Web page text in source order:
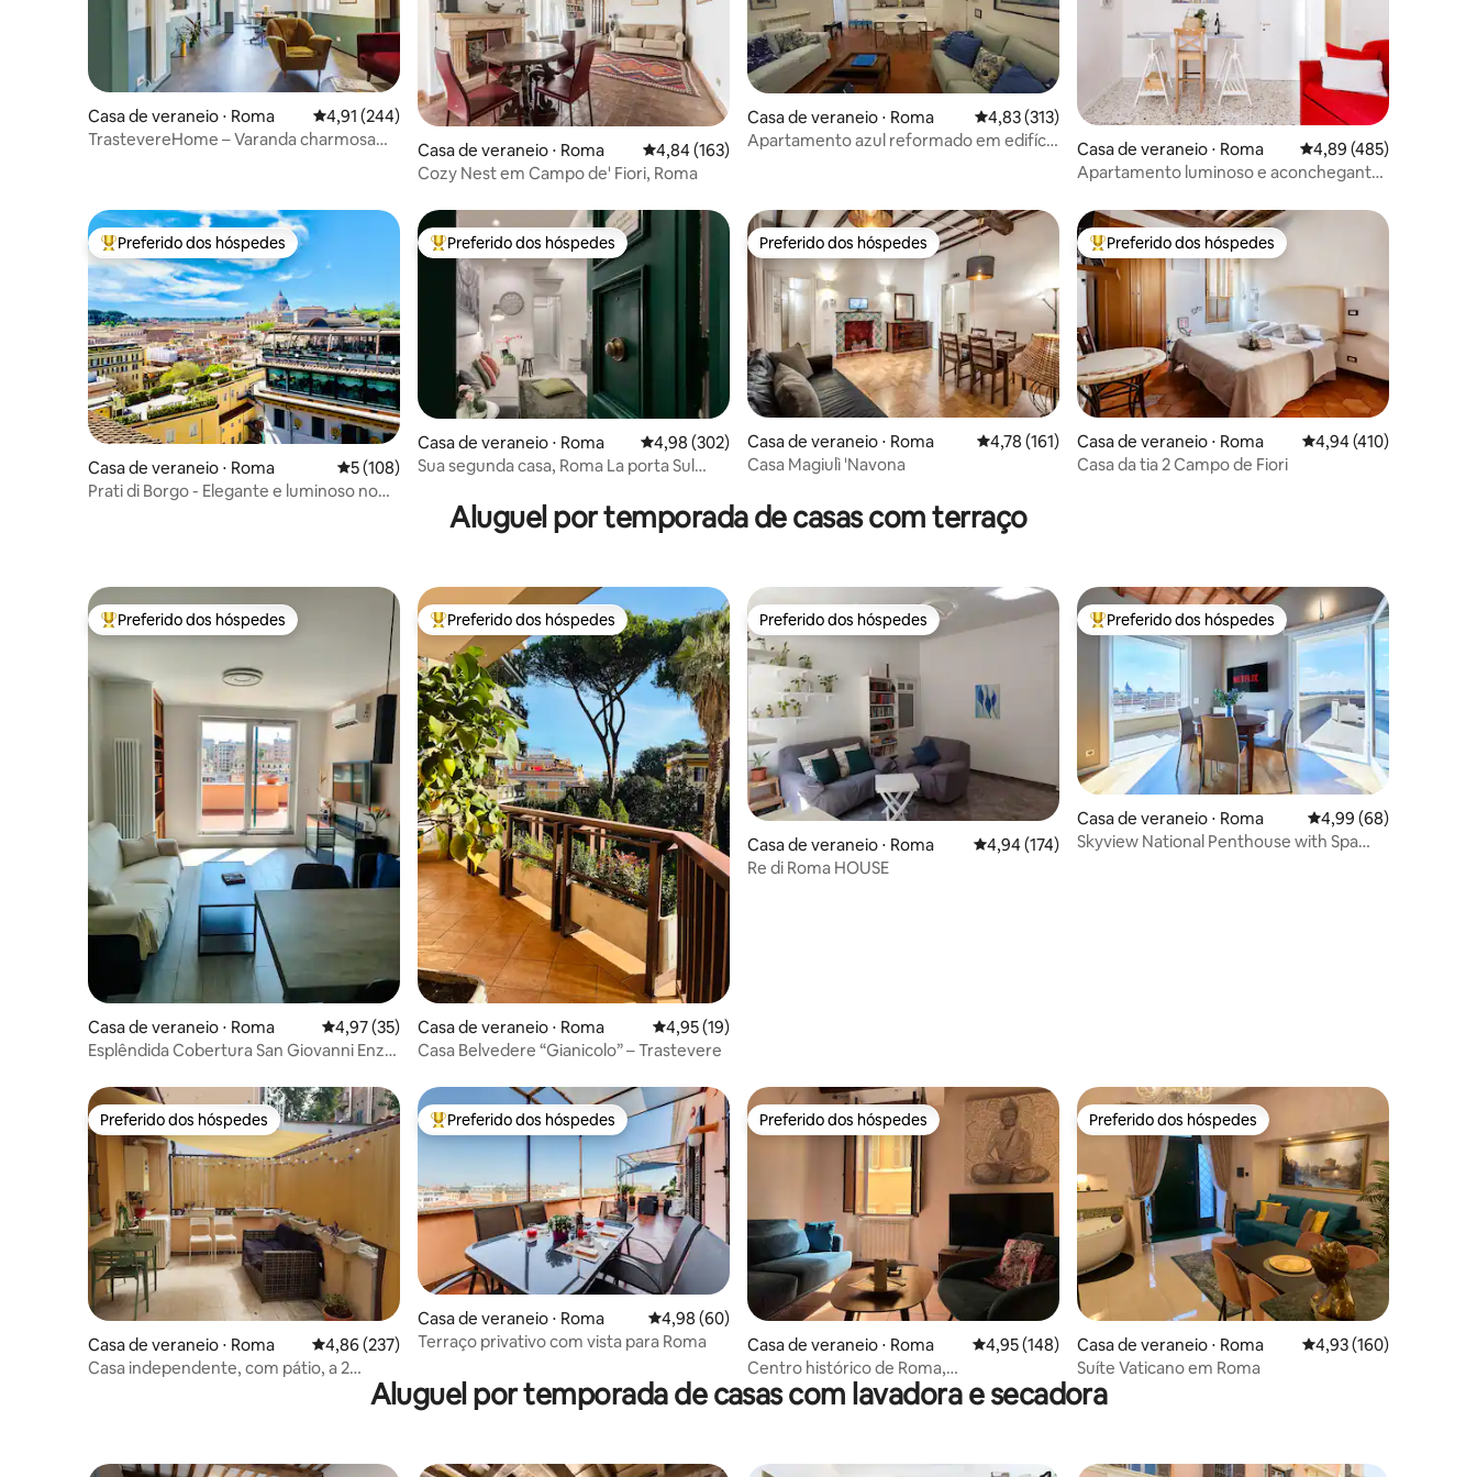
Casa de veraneio ⋅ Roma 4,91 de uma avaliação média de 5, 244 avaliações
4,91 (244)
TrastevereHome – Varanda charmosa
Casa de veraneio ⋅ Roma 4,84 de uma avaliação média de 5, 163 avaliações
4,84 (163)
Cozy Nest em Campo de' Fiori, Roma
Casa de veraneio ⋅ Roma 4,83 de uma avaliação média de 5, 313 avaliações
4,83 (313)
Apartamento azul reformado em edifício
Casa de veraneio ⋅ Roma 4,89 de uma avaliação
4,89 (485)
Apartamento luminoso e aconchegante
Entre os melhores preferidos dos hóspedes
Preferido dos hóspedes
Casa de veraneio ⋅ Roma 5 de uma avaliação média de 5, 108 avaliações
5 (108)
Prati di Borgo - Elegante e luminoso no
Entre os melhores preferidos dos hóspedes
Preferido dos hóspedes
Casa de veraneio ⋅ Roma 4,98 de uma avaliação média de 5, 302 avaliações
4,98 (302)
Sua segunda casa, Roma La porta Sul
Preferido dos hóspedes
Preferido dos hóspedes
Casa de veraneio ⋅ Roma 4,78 de uma avaliação média de 5, 161 avaliações
4,78 (161)
Casa Magiulì 'Navona
Entre os melhores preferidos dos hóspedes
Preferido dos hóspedes
Casa de veraneio ⋅ Roma 4,94 de uma avaliação
4,94 (410)
Casa da tia 2 Campo de Fiori
Aluguel por temporada de casas com terraço
Entre os melhores preferidos dos hóspedes
Preferido dos hóspedes
Casa de veraneio ⋅ Roma 4,97 de uma avaliação média de 5, 35 avaliações
4,97 (35)
Esplêndida Cobertura San Giovanni Enzo
Entre os melhores preferidos dos hóspedes
Preferido dos hóspedes
Casa de veraneio ⋅ Roma 4,95 de uma avaliação média de 5, 19 avaliações
4,95 (19)
Casa Belvedere “Gianicolo” – Trastevere
Preferido dos hóspedes
Preferido dos hóspedes
Casa de veraneio ⋅ Roma 4,94 de uma avaliação média de 5, 174 avaliações
4,94 (174)
Re di Roma HOUSE
Entre os melhores preferidos dos hóspedes
Preferido dos hóspedes
Casa de veraneio ⋅ Roma 4,99 de uma
4,99 (68)
Skyview National Penthouse with Spa
Preferido dos hóspedes
Preferido dos hóspedes
Casa de veraneio ⋅ Roma 4,86 de uma avaliação média de 5, 237 avaliações
4,86 (237)
Casa independente, com pátio, a 2
Entre os melhores preferidos dos hóspedes
Preferido dos hóspedes
Casa de veraneio ⋅ Roma 4,98 de uma avaliação média de 5, 60 avaliações
4,98 (60)
Terraço privativo com vista para Roma
Preferido dos hóspedes
Preferido dos hóspedes
Casa de veraneio ⋅ Roma 4,95 de uma avaliação média de 5, 148 avaliações
4,95 (148)
Centro histórico de Roma,
Panteão/Praça da Espanha
Preferido dos hóspedes
Preferido dos hóspedes
Casa de veraneio ⋅ Roma 4,93 de uma avaliação
4,93 (160)
Suíte Vaticano em Roma
Aluguel por temporada de casas com lavadora e secadora